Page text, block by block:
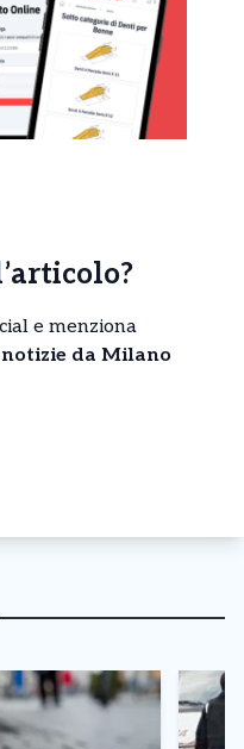
e menziona
da Milano